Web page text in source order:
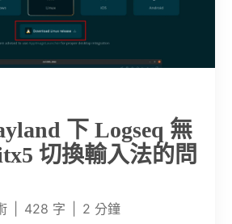
下 Logseq 無
切換輸入法的問
428 字
2 分鐘